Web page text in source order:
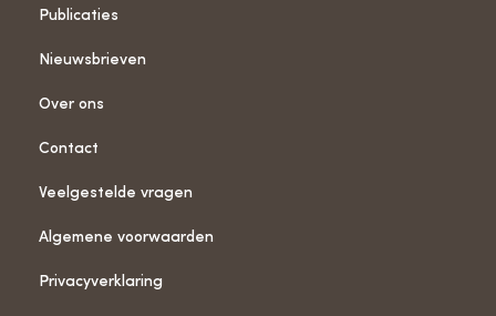
Publicaties
Nieuwsbrieven
Over ons
Contact
Veelgestelde vragen
Algemene voorwaarden
Privacyverklaring